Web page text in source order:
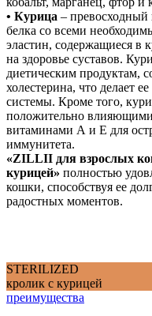
• Курица –
белка со всеми
эластин, содержащиеся в
на здоровье суставов.
диетическим продуктам,
холестерина, что делает
системы. Кроме того,
положительно
витаминами А и Е для
иммунитета.
«ZILLII для взрослых
курицей» полностью
кошки, способствуя ее
радостных моментов.
STERILIZED
кролик с курицей
преимущества